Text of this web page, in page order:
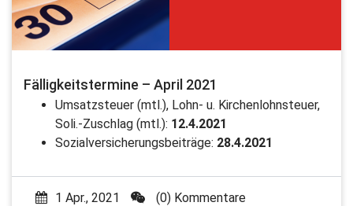
Fälligkeitstermine – April 2021
Umsatzsteuer (mtl.), Lohn- u. Kirchenlohnsteuer,
Soli.-Zuschlag (mtl.): 12.4.2021
Sozialversicherungsbeiträge: 28.4.2021
1 Apr., 2021
(0) Kommentare